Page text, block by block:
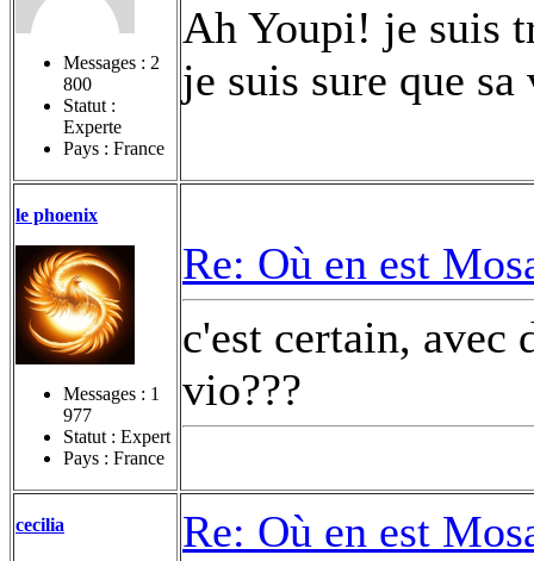
Messages : 2
800
Statut :
Experte
Pays : France
Ah Youpi! je suis
je suis sure que
le phoenix
Messages : 1
977
Statut : Expert
Pays : France
Re: Où en est
c'est certain, avec
vio???
cecilia
Re: Où en est